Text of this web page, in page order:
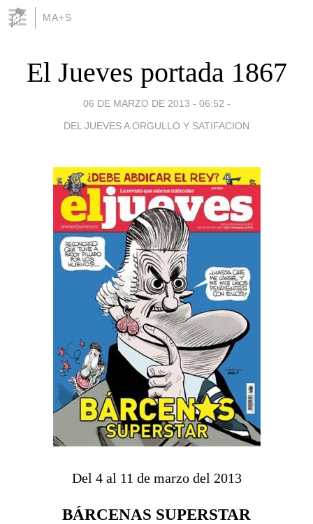
MA+S
El Jueves portada 1867
06 DE MARZO DE 2013 - 06:52 -
DEL JUEVES A ORGULLO Y SATIFACION
Del 4 al 11 de marzo del 2013
BÁRCENAS SUPERSTAR